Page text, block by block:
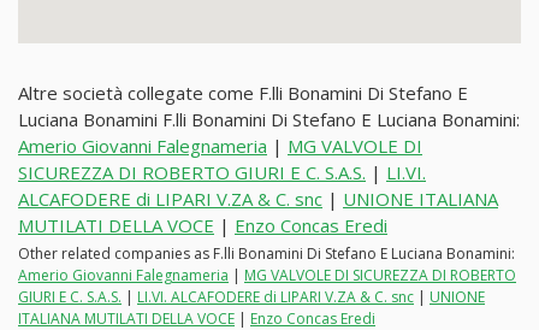
Altre società collegate come F.lli Bonamini Di Stefano E
Luciana Bonamini F.lli Bonamini Di Stefano E Luciana Bonamini:
Amerio Giovanni Falegnameria | MG VALVOLE DI
SICUREZZA DI ROBERTO GIURI E C. S.A.S. | LI.VI.
ALCAFODERE di LIPARI V.ZA & C. snc | UNIONE ITALIANA
MUTILATI DELLA VOCE | Enzo Concas Eredi
Other related companies as F.lli Bonamini Di Stefano E Luciana Bonamini:
Amerio Giovanni Falegnameria | MG VALVOLE DI SICUREZZA DI ROBERTO
GIURI E C. S.A.S. | LI.VI. ALCAFODERE di LIPARI V.ZA & C. snc | UNIONE
ITALIANA MUTILATI DELLA VOCE | Enzo Concas Eredi